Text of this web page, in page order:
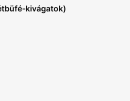
kivágatok)